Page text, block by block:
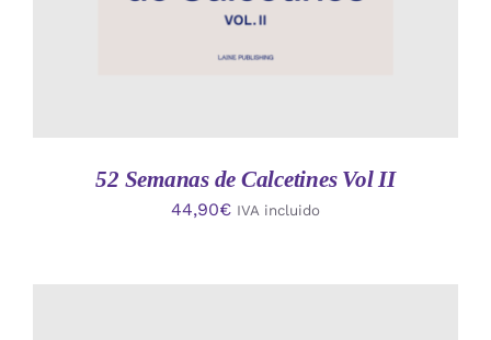
52 Semanas de Calcetines Vol II
44,90€ IVA incluido